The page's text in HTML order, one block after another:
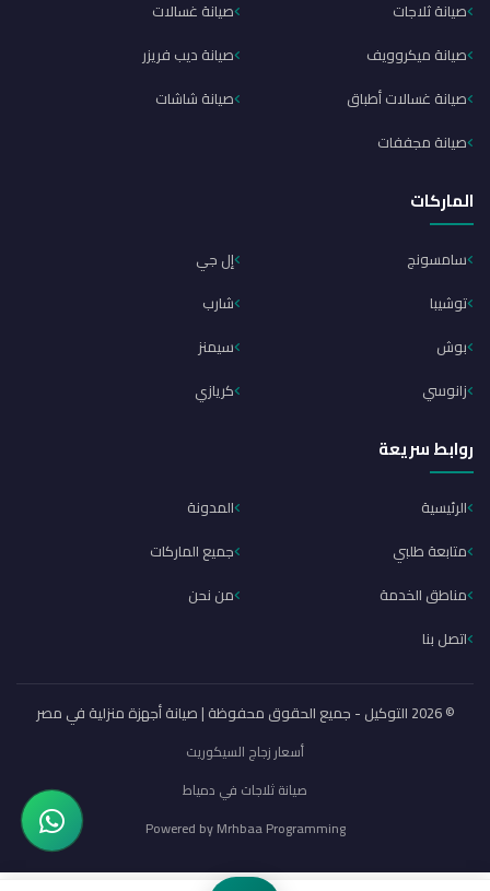
صيانة ثلاجات
صيانة غسالات
صيانة ميكروويف
صيانة ديب فريزر
صيانة غسالات أطباق
صيانة شاشات
صيانة مجففات
الماركات
سامسونج
إل جي
توشيبا
شارب
بوش
سيمنز
زانوسي
كريازي
روابط سريعة
الرئيسية
المدونة
متابعة طلبي
جميع الماركات
مناطق الخدمة
من نحن
اتصل بنا
© 2026 التوكيل - جميع الحقوق محفوظة | صيانة أجهزة منزلية في مصر
أسعار زجاج السيكوريت
صيانة ثلاجات في دمياط
Powered byMrhbaa Programming